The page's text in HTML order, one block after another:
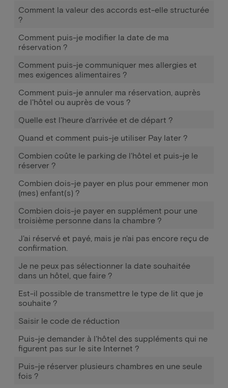
Comment la valeur des accords est-elle structurée
?
Comment puis-je modifier la date de ma
réservation ?
Comment puis-je communiquer mes allergies et
mes exigences alimentaires ?
Comment puis-je annuler ma réservation, auprès
de l'hôtel ou auprès de vous ?
Quelle est l'heure d'arrivée et de départ ?
Quand et comment puis-je utiliser Pay later ?
Combien coûte le parking de l'hôtel et puis-je le
réserver ?
Combien dois-je payer en plus pour emmener mon
(mes) enfant(s) ?
Combien dois-je payer en supplément pour une
troisième personne dans la chambre ?
J'ai réservé et payé, mais je n'ai pas encore reçu de
confirmation.
Je ne peux pas sélectionner la date souhaitée
dans un hôtel, que faire ?
Est-il possible de transmettre le type de lit que je
souhaite ?
Saisir le code de réduction
Puis-je demander à l'hôtel des suppléments qui ne
figurent pas sur le site Internet ?
Puis-je réserver plusieurs chambres en une seule
fois ?